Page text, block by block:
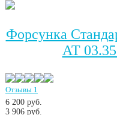
Форсунка
АТ
Отзывы 1
6 200 руб.
3 906 руб.